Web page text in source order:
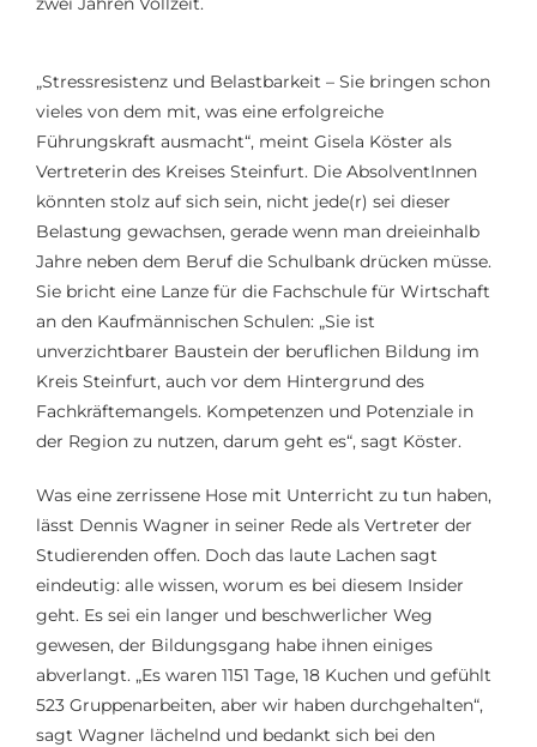
„Stressresistenz und Belastbarkeit – Sie bringen schon
vieles von dem mit, was eine erfolgreiche
Führungskraft ausmacht“, meint Gisela Köster als
Vertreterin des Kreises Steinfurt. Die AbsolventInnen
könnten stolz auf sich sein, nicht jede(r) sei dieser
Belastung gewachsen, gerade wenn man dreieinhalb
Jahre neben dem Beruf die Schulbank drücken müsse.
Sie bricht eine Lanze für die Fachschule für Wirtschaft
an den Kaufmännischen Schulen: „Sie ist
unverzichtbarer Baustein der beruflichen Bildung im
Kreis Steinfurt, auch vor dem Hintergrund des
Fachkräftemangels. Kompetenzen und Potenziale in
der Region zu nutzen, darum geht es“, sagt Köster.
Was eine zerrissene Hose mit Unterricht zu tun haben,
lässt Dennis Wagner in seiner Rede als Vertreter der
Studierenden offen. Doch das laute Lachen sagt
eindeutig: alle wissen, worum es bei diesem Insider
geht. Es sei ein langer und beschwerlicher Weg
gewesen, der Bildungsgang habe ihnen einiges
abverlangt. „Es waren 1151 Tage, 18 Kuchen und gefühlt
523 Gruppenarbeiten, aber wir haben durchgehalten“,
sagt Wagner lächelnd und bedankt sich bei den